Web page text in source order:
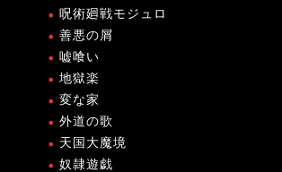
呪術廻戦モジュロ
善悪の屑
嘘喰い
地獄楽
変な家
外道の歌
天国大魔境
奴隷遊戯